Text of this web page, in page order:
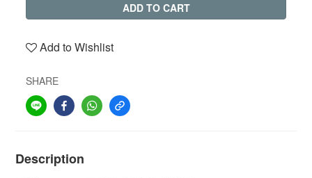
ADD TO CART
Add to Wishlist
SHARE
Description